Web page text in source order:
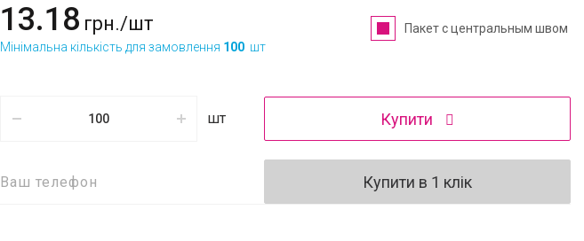
13.18 грн./шт
Мінімальна кількість для замовлення 100 шт
Пакет с центральным швом
шт Купити
Купити в 1 клік